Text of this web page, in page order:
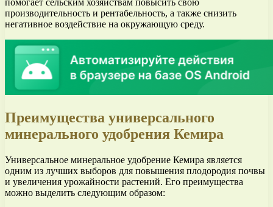
помогает сельским хозяйствам повысить свою
производительность и рентабельность, а также снизить
негативное воздействие на окружающую среду.
Преимущества универсального
минерального удобрения Кемира
Универсальное минеральное удобрение Кемира является
одним из лучших выборов для повышения плодородия почвы
и увеличения урожайности растений. Его преимущества
можно выделить следующим образом: